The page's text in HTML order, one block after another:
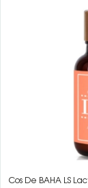
Cos De BAHA LS